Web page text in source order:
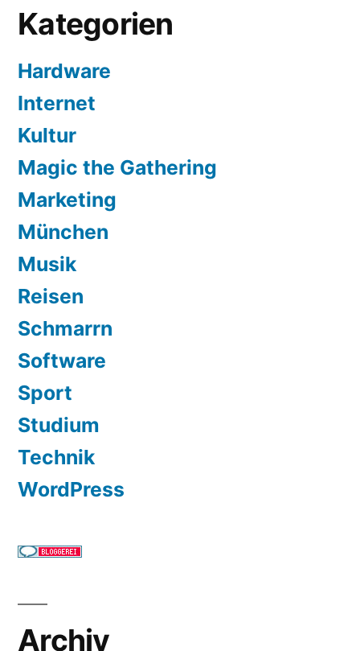
Kategorien
Hardware
Internet
Kultur
Magic the Gathering
Marketing
München
Musik
Reisen
Schmarrn
Software
Sport
Studium
Technik
WordPress
Archiv